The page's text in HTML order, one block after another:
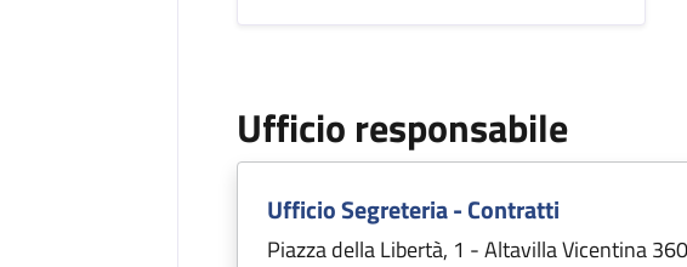
Ufficio responsabile
Ufficio Segreteria - Contratti
Piazza della Libertà, 1 - Altavilla Vicentina